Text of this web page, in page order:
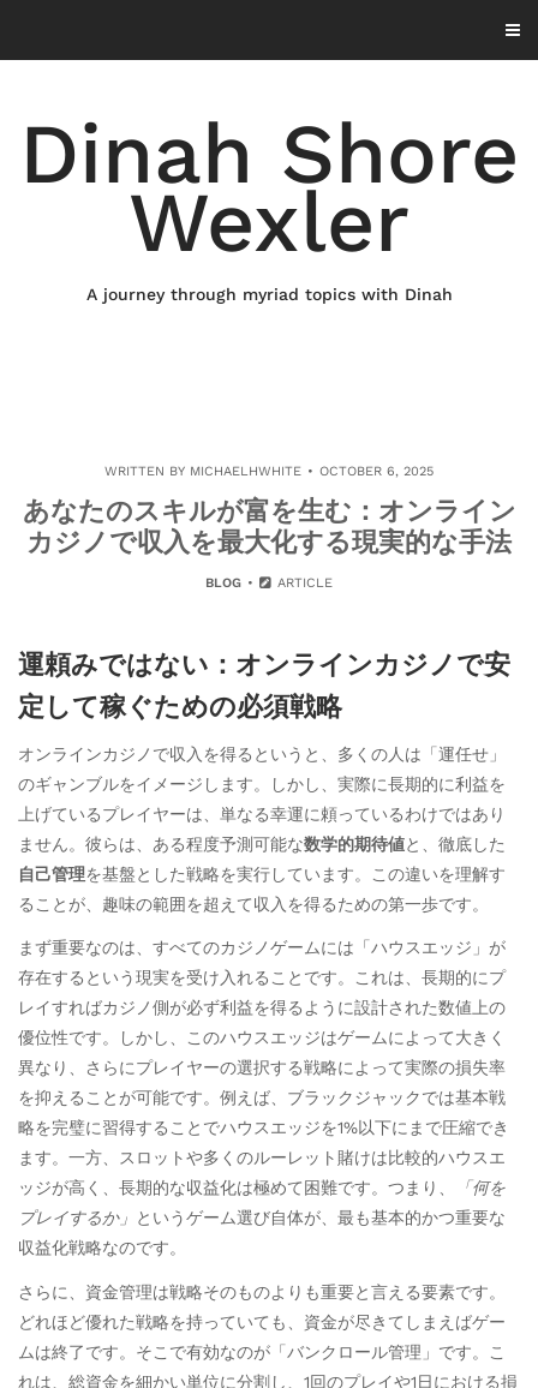
content
Dinah Shore
Wexler
A journey through myriad topics with Dinah
WRITTEN BY MICHAELHWHITE OCTOBER 6, 2025
あなたのスキルが富を生む：オンライン
カジノで収入を最大化する現実的な手法
BLOG ARTICLE
運頼みではない：オンラインカジノで安
定して稼ぐための必須戦略
オンラインカジノで収入を得るというと、多くの人は「運任せ」
のギャンブルをイメージします。しかし、実際に長期的に利益を
上げているプレイヤーは、単なる幸運に頼っているわけではあり
ません。彼らは、ある程度予測可能な数学的期待値と、徹底した
自己管理を基盤とした戦略を実行しています。この違いを理解す
ることが、趣味の範囲を超えて収入を得るための第一歩です。
まず重要なのは、すべてのカジノゲームには「ハウスエッジ」が
存在するという現実を受け入れることです。これは、長期的にプ
レイすればカジノ側が必ず利益を得るように設計された数値上の
優位性です。しかし、このハウスエッジはゲームによって大きく
異なり、さらにプレイヤーの選択する戦略によって実際の損失率
を抑えることが可能です。例えば、ブラックジャックでは基本戦
略を完璧に習得することでハウスエッジを1%以下にまで圧縮でき
ます。一方、スロットや多くのルーレット賭けは比較的ハウスエ
ッジが高く、長期的な収益化は極めて困難です。つまり、
「何を
プレイするか」 というゲーム選び自体が、最も基本的かつ重要な
収益化戦略なのです。
さらに、資金管理は戦略そのものよりも重要と言える要素です。
どれほど優れた戦略を持っていても、資金が尽きてしまえばゲー
ムは終了です。そこで有効なのが「バンクロール管理」です。こ
れは、総資金を細かい単位に分割し、1回のプレイや1日における損